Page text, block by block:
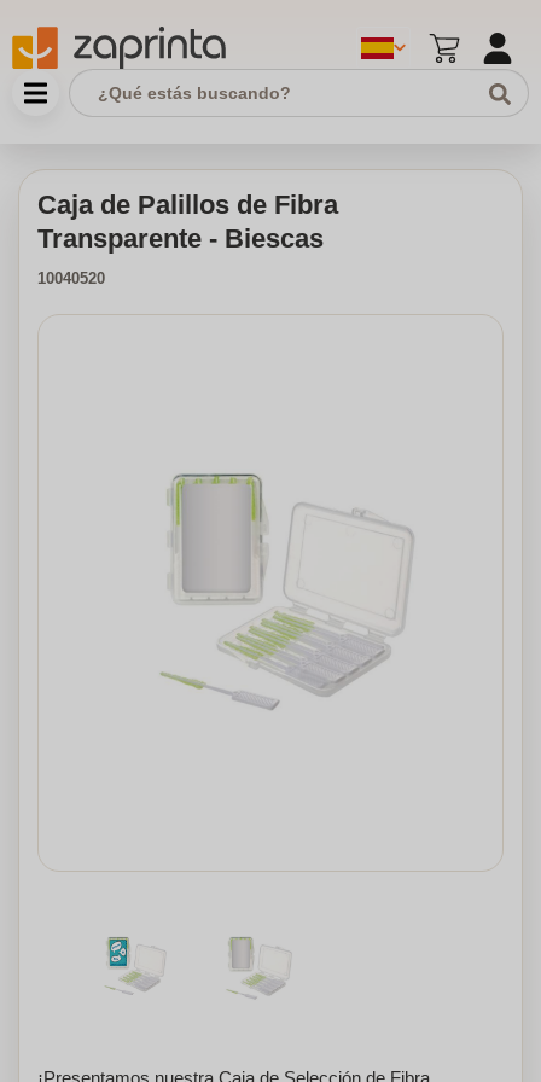
Caja de Palillos de Fibra
Transparente - Biescas
10040520
¡Presentamos nuestra Caja de Selección de Fibra